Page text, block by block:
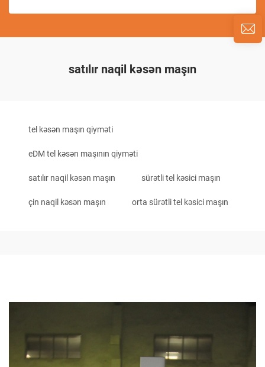
satılır naqil kəsən maşın
tel kəsən maşın qiyməti
eDM tel kəsən maşının qiyməti
satılır naqil kəsən maşın sürətli tel kəsici maşın
çin naqil kəsən maşın orta sürətli tel kəsici maşın